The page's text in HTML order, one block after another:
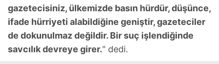
gazetecisiniz, ülkemizde basın hürdür, düşünce,
ifade hürriyeti alabildiğine geniştir, gazeteciler
de dokunulmaz değildir. Bir suç işlendiğinde
savcılık devreye girer." dedi.